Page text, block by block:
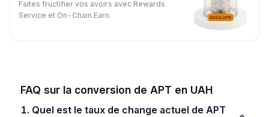
Faites fructifier vos avoirs avec Rewards
Service et On-Chain Earn.
FAQ sur la conversion de APT en UAH
1. Quel est le taux de change actuel de APT